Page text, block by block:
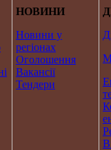
НОВИНИ
Новини у
регіонах
Оголошення
Вакансії
Тендери